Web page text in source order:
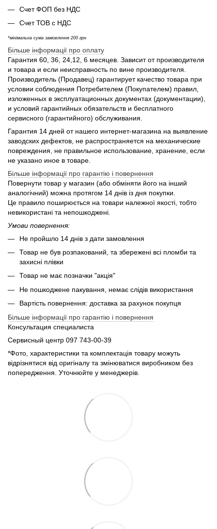
Счет ФОП без НДС
Счет ТОВ с НДС
*мінімальна сума замовлення 200 грн
Більше інформації про оплату
Гарантия 60, 36, 24,12, 6 месяцев. Зависит от производителя
и товара и если неисправность по вине производителя.
Производитель (Продавец) гарантирует качество товара при
условии соблюдения Потребителем (Покупателем) правил,
изложенных в эксплуатационных документах (документации),
и условий гарантийных обязательств и бесплатного
сервисного (гарантийного) обслуживания.
Гарантия 14 дней от нашего интернет-магазина на выявление
заводских дефектов, не распространяется на механические
повреждения, не правильное использование, хранение, если
не указано иное в товаре.
Більше інформації про гарантію і повернення
Повернути товар у магазин (або обміняти його на інший
аналогічний) можна протягом 14 днів із дня покупки.
Це правило поширюється на товари належної якості, тобто
невикористані та непошкоджені.
Умови повернення:
Не пройшло 14 днів з дати замовлення
Товар не був розпакований, та збережені всі пломби та
захисні плівки
Товар не має позначки "акція"
Не пошкоджене пакування, немає слідів використання
Вартість повернення: доставка за рахунок покупця
Більше інформації про гарантію і повернення
Консультация специалиста
Сервисный центр 097 743-00-39
*Фото, характеристики та комплектація товару можуть
відрізнятися від оригіналу та змінюватися виробником без
попередження. Уточнюйте у менеджерів.